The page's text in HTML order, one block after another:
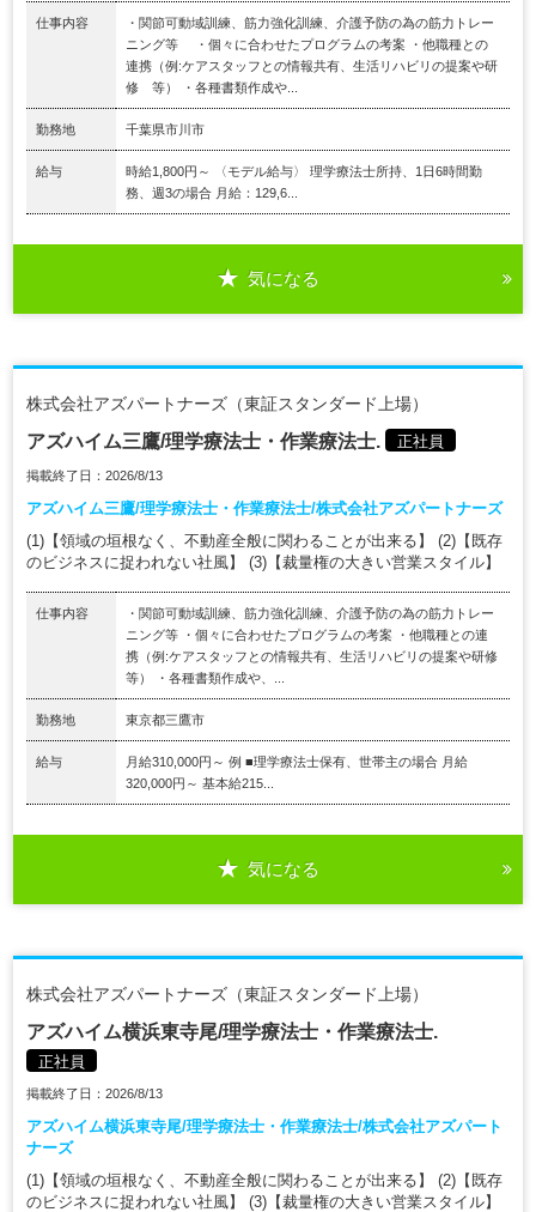
仕事内容
・関節可動域訓練、筋力強化訓練、介護予防の為の筋力トレー
ニング等 ・個々に合わせたプログラムの考案 ・他職種との
連携（例:ケアスタッフとの情報共有、生活リハビリの提案や研
修 等） ・各種書類作成や...
勤務地 千葉県市川市
給与
時給1,800円～ 〈モデル給与〉 理学療法士所持、1日6時間勤
務、週3の場合 月給：129,6...
気になる
株式会社アズパートナーズ（東証スタンダード上場）
アズハイム三鷹/理学療法士・作業療法士. 正社員
掲載終了日：2026/8/13
アズハイム三鷹/理学療法士・作業療法士/株式会社アズパートナーズ
(1)【領域の垣根なく、不動産全般に関わることが出来る】 (2)【既存
のビジネスに捉われない社風】 (3)【裁量権の大きい営業スタイル】
仕事内容
・関節可動域訓練、筋力強化訓練、介護予防の為の筋力トレー
ニング等 ・個々に合わせたプログラムの考案 ・他職種との連
携（例:ケアスタッフとの情報共有、生活リハビリの提案や研修
等） ・各種書類作成や、...
勤務地 東京都三鷹市
給与
月給310,000円～ 例 ■理学療法士保有、世帯主の場合 月給
320,000円～ 基本給215...
気になる
株式会社アズパートナーズ（東証スタンダード上場）
アズハイム横浜東寺尾/理学療法士・作業療法士.
正社員
掲載終了日：2026/8/13
アズハイム横浜東寺尾/理学療法士・作業療法士/株式会社アズパート
ナーズ
(1)【領域の垣根なく、不動産全般に関わることが出来る】 (2)【既存
のビジネスに捉われない社風】 (3)【裁量権の大きい営業スタイル】